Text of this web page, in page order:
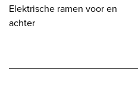
Elektrische ramen voor en
achter